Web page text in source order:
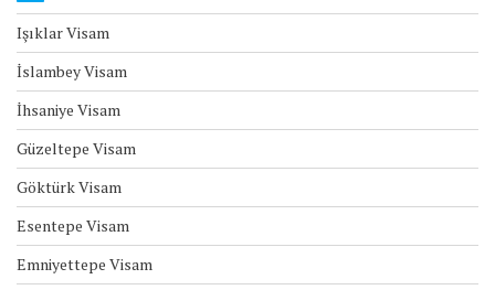
Işıklar Visam
İslambey Visam
İhsaniye Visam
Güzeltepe Visam
Göktürk Visam
Esentepe Visam
Emniyettepe Visam